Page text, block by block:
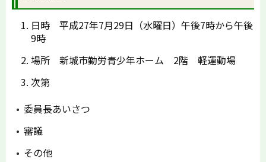
日時 平成27年7月29日（水曜日）午後7時から午後
9時
場所 新城市勤労青少年ホーム 2階 軽運動場
次第
委員長あいさつ
審議
その他